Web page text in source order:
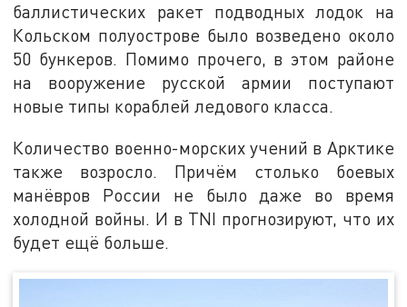
баллистических ракет подводных лодок на
Кольском полуострове было возведено около
50 бункеров. Помимо прочего, в этом районе
на вооружение русской армии поступают
новые типы кораблей ледового класса.
Количество военно-морских учений в Арктике
также возросло. Причём столько боевых
манёвров России не было даже во время
холодной войны. И в TNI прогнозируют, что их
будет ещё больше.